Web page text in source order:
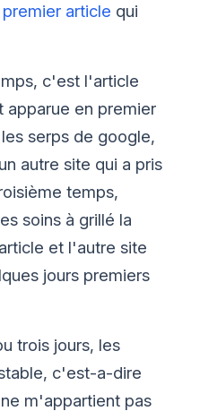
premier article qui
c'est l'article
apparue en premier
serps de google,
autre site qui a pris
temps,
soins à grillé la
et l'autre site
jours premiers
trois jours, les
c'est-a-dire
m'appartient pas